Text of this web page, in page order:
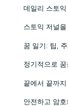
데일리 스토
스토익 저널
꿈 일기: 팁,
정기적으로
끝에서 끝까
안전하고 암